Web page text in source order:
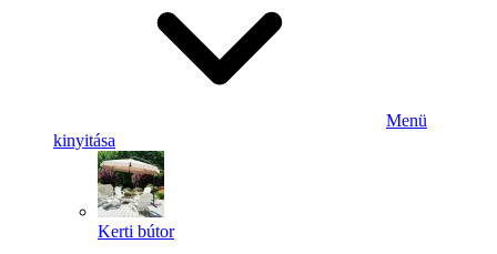
Menü
kinyitása
Kerti bútor